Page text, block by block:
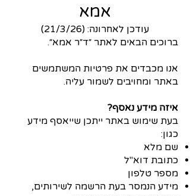
אמא
עודכן לאחרונה: (21/3/26)
ברוכים הבאים לאתר ״ד״ר אמא״.
אנו מכבדים את פרטיות המשתמשים
באתר ומחויבים לשמור עליה.
איזה מידע נאסף?
בעת שימוש באתר ייתכן שייאסף מידע
כגון:
שם מלא
כתובת דוא"ל
מספר טלפון
מידע הנמסר בעת הרשמה לשירותים,